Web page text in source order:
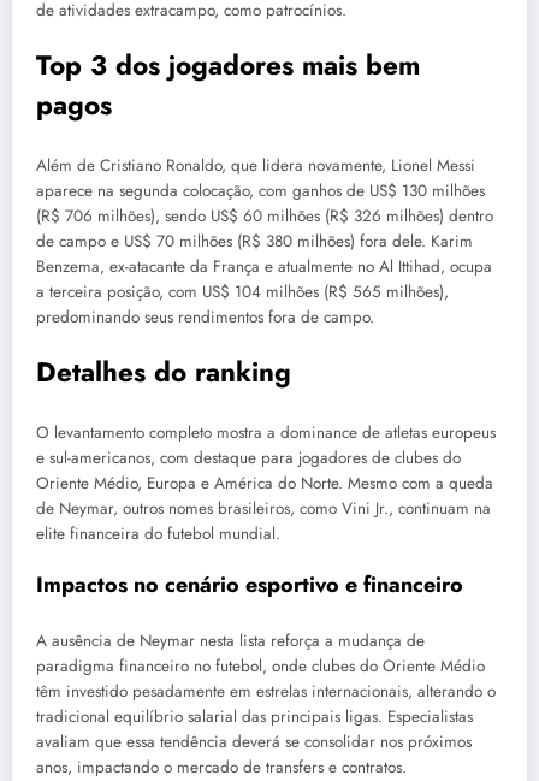
de atividades extracampo, como patrocínios.
Top 3 dos jogadores mais bem
pagos
Além de Cristiano Ronaldo, que lidera novamente, Lionel Messi
aparece na segunda colocação, com ganhos de US$ 130 milhões
(R$ 706 milhões), sendo US$ 60 milhões (R$ 326 milhões) dentro
de campo e US$ 70 milhões (R$ 380 milhões) fora dele. Karim
Benzema, ex-atacante da França e atualmente no Al Ittihad, ocupa
a terceira posição, com US$ 104 milhões (R$ 565 milhões),
predominando seus rendimentos fora de campo.
Detalhes do ranking
O levantamento completo mostra a dominance de atletas europeus
e sul-americanos, com destaque para jogadores de clubes do
Oriente Médio, Europa e América do Norte. Mesmo com a queda
de Neymar, outros nomes brasileiros, como Vini Jr., continuam na
elite financeira do futebol mundial.
Impactos no cenário esportivo e financeiro
A ausência de Neymar nesta lista reforça a mudança de
paradigma financeiro no futebol, onde clubes do Oriente Médio
têm investido pesadamente em estrelas internacionais, alterando o
tradicional equilíbrio salarial das principais ligas. Especialistas
avaliam que essa tendência deverá se consolidar nos próximos
anos, impactando o mercado de transfers e contratos.